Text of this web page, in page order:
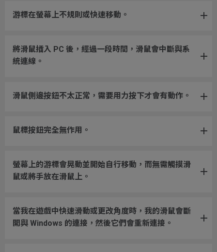
游標在螢幕上不規則或快速移動。
將滑鼠插入 PC 後，經過一段時間，滑鼠會中斷與系
統連線。
滑鼠側邊按鈕不太正常，需要用力按下才會有動作。
鼠標按鈕完全無作用。
螢幕上的游標會晃動並開始自行移動，而無需觸摸滑
鼠或將手放在滑鼠上。
當我在遊戲中快速滑動或更改角度時，我的滑鼠會斷
開與 Windows 的連接，然後它們會重新連接。